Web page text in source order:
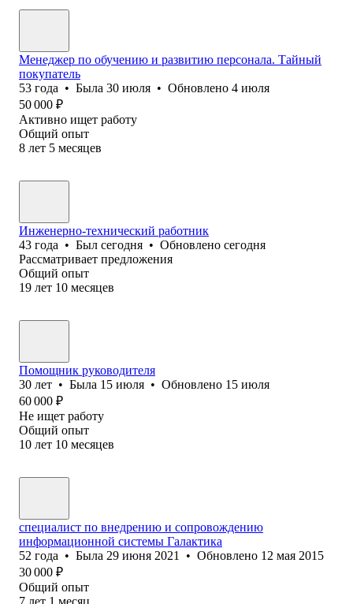
Менеджер по обучению и развитию персонала. Тайный
покупатель
53 года • Была 30 июля • Обновлено 4 июля
50 000 ₽
Активно ищет работу
Общий опыт
8 лет 5 месяцев
Инженерно-технический работник
43 года • Был сегодня • Обновлено сегодня
Рассматривает предложения
Общий опыт
19 лет 10 месяцев
Помощник руководителя
30 лет • Была 15 июля • Обновлено 15 июля
60 000 ₽
Не ищет работу
Общий опыт
10 лет 10 месяцев
специалист по внедрению и сопровождению
информационной системы Галактика
52 года • Была 29 июня 2021 • Обновлено 12 мая 2015
30 000 ₽
Общий опыт
7 лет 1 месяц